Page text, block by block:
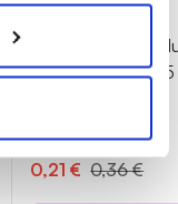
-42%
INGENCARE
pleistras, 8 cm x
Įvertinimas 5.0 iš 5
0,21 € 0,36 €